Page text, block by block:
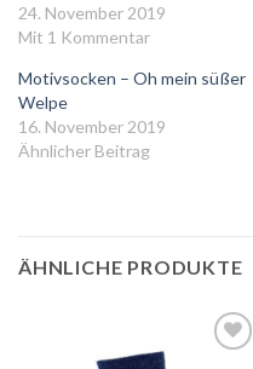
24. November 2019
Mit 1 Kommentar
Motivsocken – Oh mein süßer
Welpe
16. November 2019
Ähnlicher Beitrag
ÄHNLICHE PRODUKTE